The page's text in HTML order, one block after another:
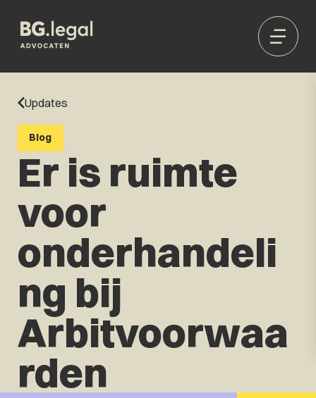
Updates
Blog
Er is ruimte
voor
onderhandeli
ng bij
Arbitvoorwaa
rden